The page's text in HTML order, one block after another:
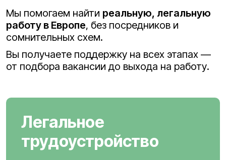
Мы помогаем найти реальную, легальную
работу в Европе, без посредников и
сомнительных схем.
Вы получаете поддержку на всех этапах —
от подбора вакансии до выхода на работу.
Легальное
трудоустройство